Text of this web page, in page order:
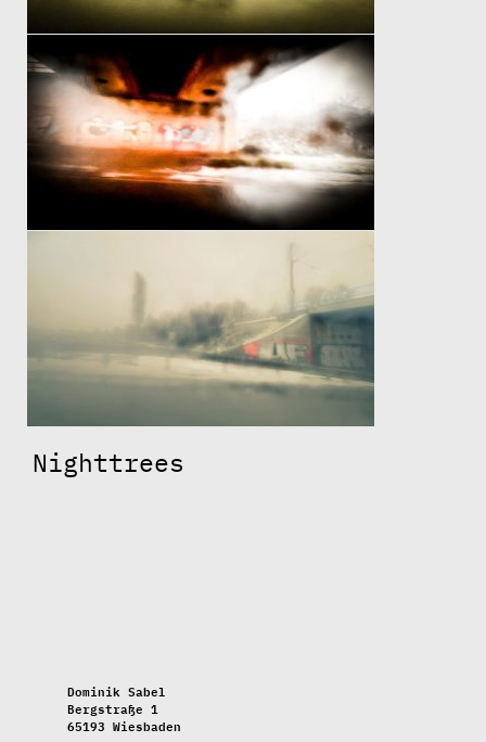
Nighttrees
Dominik Sabel
Bergstraße 1
65193 Wiesbaden